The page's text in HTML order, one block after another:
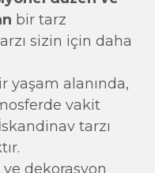
bir tarz
sizin için daha
yaşam alanında,
vakit
tarzı
dekorasyon